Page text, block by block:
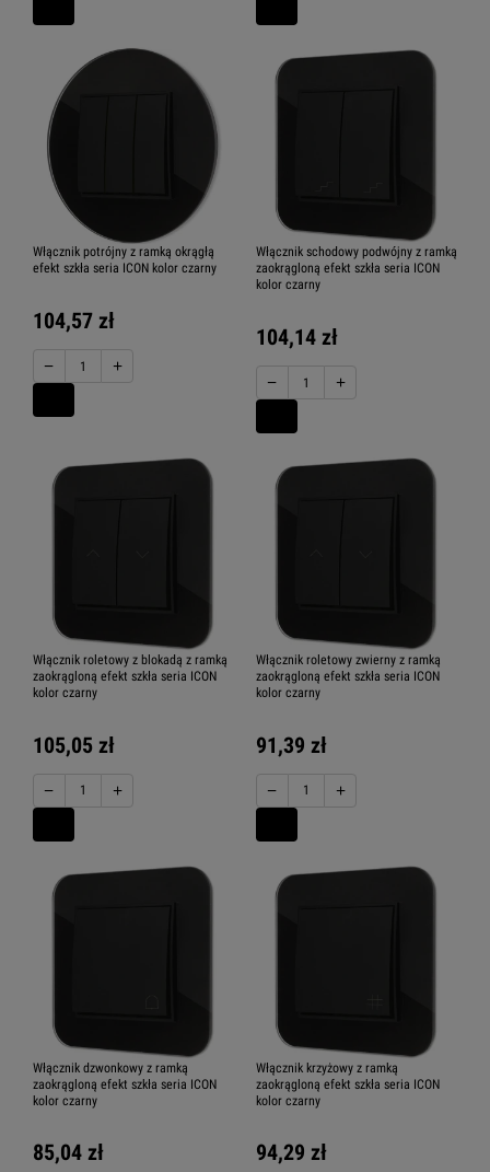
Włącznik potrójny z ramką okrągłą
efekt szkła seria ICON kolor czarny
104,57 zł
− +
Włącznik schodowy podwójny z ramką
zaokrągloną efekt szkła seria ICON
kolor czarny
104,14 zł
− +
Włącznik roletowy z blokadą z ramką
zaokrągloną efekt szkła seria ICON
kolor czarny
105,05 zł
− +
Włącznik roletowy zwierny z ramką
zaokrągloną efekt szkła seria ICON
kolor czarny
91,39 zł
− +
Włącznik dzwonkowy z ramką
zaokrągloną efekt szkła seria ICON
kolor czarny
85,04 zł
Włącznik krzyżowy z ramką
zaokrągloną efekt szkła seria ICON
kolor czarny
94,29 zł